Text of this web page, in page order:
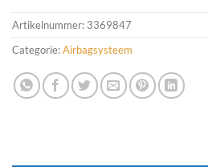
Artikelnummer: 3369847
Categorie:Airbagsysteem